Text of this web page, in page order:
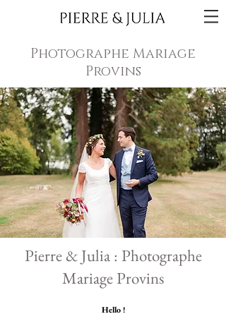
Photographe Mariage
Provins
Pierre & Julia : Photographe
Mariage Provins
Hello !